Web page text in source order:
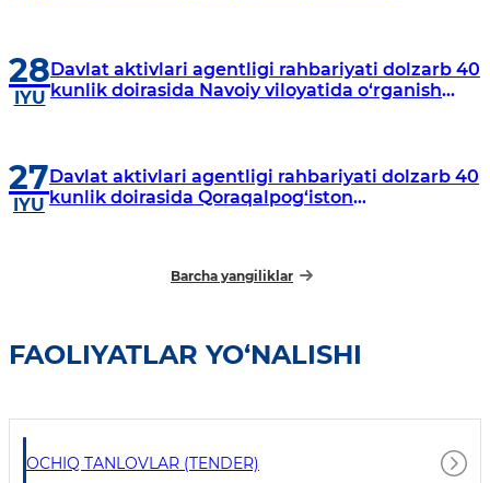
28
IYU
Davlat aktivlari agentligi rahbariyati dolzarb 40
kunlik doirasida Navoiy viloyatida o‘rganish
27
IYU
Davlat aktivlari agentligi rahbariyati dolzarb 40
kunlik doirasida Qoraqalpog‘iston
Barcha yangiliklar
FAOLIYATLAR YO‘NALISHI
OCHIQ TANLOVLAR (TENDER)